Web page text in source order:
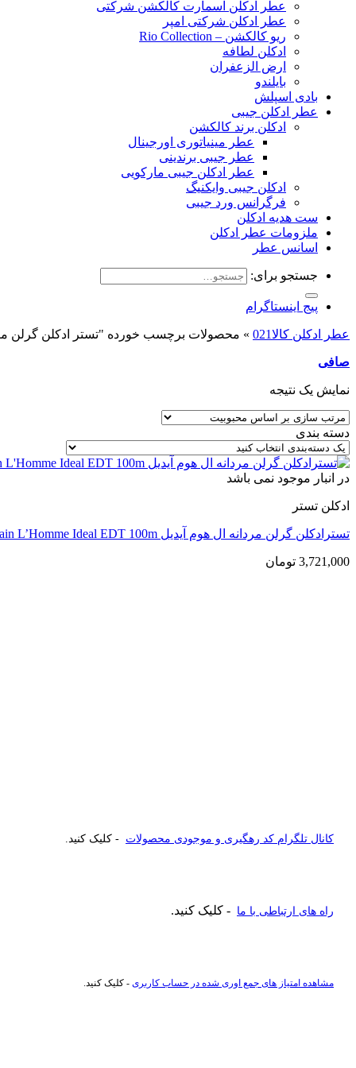
عطر ادکلن اسمارت کالکشن شرکتی
عطر ادکلن شرکتی امپر
ریو کالکشن – Rio Collection
ادکلن لطافه
ارض الزعفران
بایلندو
بادی اسپلش
عطر ادکلن جیبی
ادکلن برند کالکشن
عطر مینیاتوری اورجینال
عطر جیبی برندینی
عطر ادکلن جیبی مارکویی
ادکلن جیبی وایکنیگ
فرگرانس ورد جیبی
ست هدیه ادکلن
ملزومات عطر ادکلن
اسانس عطر
جستجو برای:
پیج اینستاگرام
عطر ادکلن کالا021 » محصولات برچسب خورده "تستر ادکلن گرلن
صافی
نمایش یک نتیجه
دسته بندی
در انبار موجود نمی باشد
ادکلن تستر
تسترادکلن گرلن مردانه ال هوم آیدیل Guerlain L’Homme Ideal EDT 100m
3,721,000 تومان
کانال تلگرام کد رهگیری و موجودی محصولات - کلیک کنید.
راه های ارتباطی با ما - کلیک کنید.
مشاهده امتیاز های جمع اوری شده در حساب کاربری - کلیک کنید.